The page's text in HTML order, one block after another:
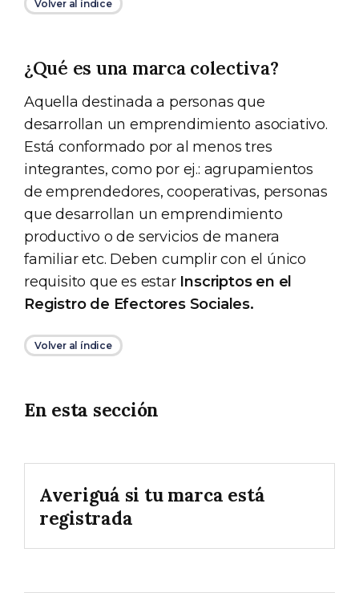
Volver al índice
¿Qué es una marca colectiva?
Aquella destinada a personas que
desarrollan un emprendimiento asociativo.
Está conformado por al menos tres
integrantes, como por ej.: agrupamientos
de emprendedores, cooperativas, personas
que desarrollan un emprendimiento
productivo o de servicios de manera
familiar etc. Deben cumplir con el único
requisito que es estar Inscriptos en el
Registro de Efectores Sociales.
Volver al índice
En esta sección
Averiguá si tu marca está
registrada